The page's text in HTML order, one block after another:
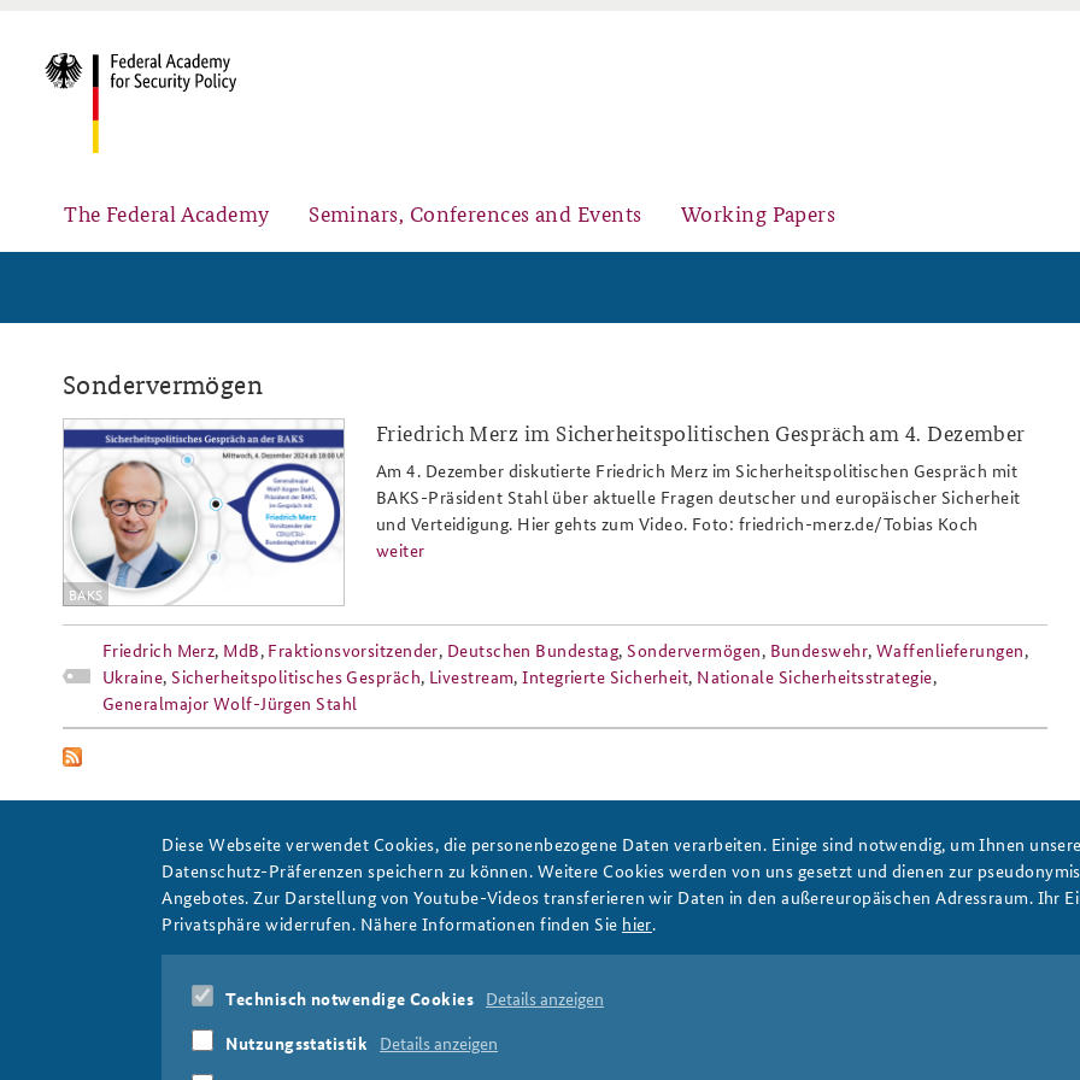
The Federal Academy
Advisory Board
Partners Young Leaders in Security Policy
Seminars, Conferences and Events
Security Policy Course for Senior Officials
Public Events Further Events
Working Papers
Sondervermögen
sipog_dez24_merz_808x486_k2_website.png
BAKS
Friedrich Merz im Sicherheitspolitischen Gespräch am 4. Dezember
Am 4. Dezember diskutierte Friedrich Merz im Sicherheitspolitischen Gespräch mit
BAKS-Präsident Stahl über aktuelle Fragen deutscher und europäischer Sicherheit
und Verteidigung. Hier gehts zum Video. Foto: friedrich-merz.de/Tobias Koch
weiter
Friedrich Merz, MdB, Fraktionsvorsitzender, Deutschen Bundestag, Sondervermögen, Bundeswehr, Waffenlieferungen,
Ukraine, Sicherheitspolitisches Gespräch, Livestream,Integrierte Sicherheit, Nationale Sicherheitsstrategie,
Generalmajor Wolf-Jürgen Stahl
DATA PRIVACY IMPRINT
Sondervermögen
Diese Webseite verwendet Cookies, die personenbezogene Daten verarbeiten. Einige sind notwendig, um Ihnen
Datenschutz-Präferenzen speichern zu können. Weitere Cookies werden von uns gesetzt und dienen zur
Angebotes. Zur Darstellung von Youtube-Videos transferieren wir Daten in den außereuropäischen Adressraum. Ihr
Privatsphäre widerrufen. Nähere Informationen finden Sie hier.
Technisch notwendige Cookies Details anzeigen
Nutzungsstatistik Details anzeigen